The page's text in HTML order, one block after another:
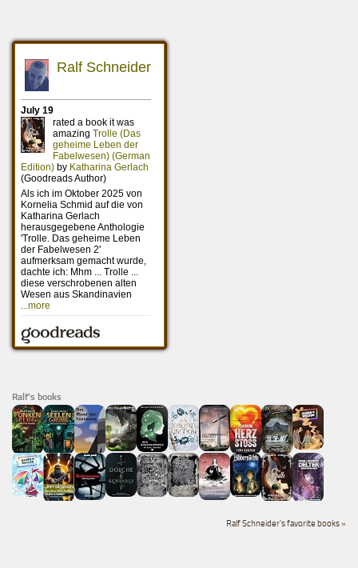
Ralf's books
Ralf Schneider's favorite books »